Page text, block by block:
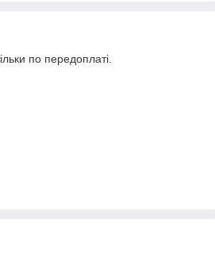
по передоплаті.